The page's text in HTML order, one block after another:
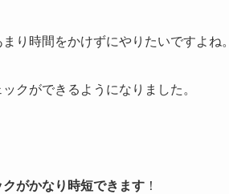
り時間をかけずにやりたいですよね。
クができるようになりました。
がかなり時短できます ！